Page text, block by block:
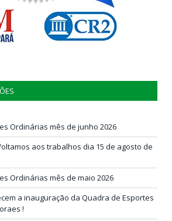
Ordinárias mês de junho 2026
aos trabalhos dia 15 de agosto de
Ordinárias mês de maio 2026
a inauguração da Quadra de Esportes
!